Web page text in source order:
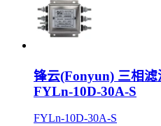
锋云(Fonyun) 三相
FYLn-10D-30A-S
FYLn-10D-30A-S